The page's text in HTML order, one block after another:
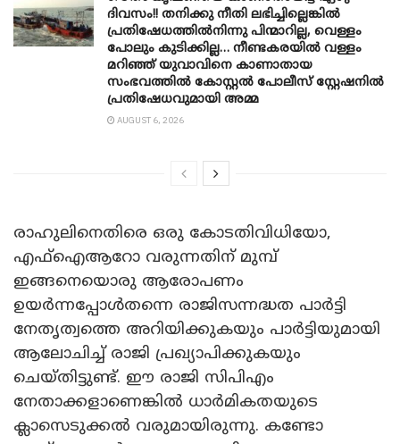
ദിവസം!! തനിക്കു നീതി ലഭിച്ചില്ലെങ്കിൽ
പ്രതിഷേധത്തിൽനിന്നു പിന്മാറില്ല, വെള്ളം
പോലും കുടിക്കില്ല… നീണ്ടകരയിൽ വള്ളം
മറിഞ്ഞ് യുവാവിനെ കാണാതായ
സംഭവത്തിൽ കോസ്റ്റൽ പോലീസ് സ്റ്റേഷനിൽ
പ്രതിഷേധവുമായി അമ്മ
AUGUST 6, 2026
രാഹുലിനെതിരെ ഒരു കോടതിവിധിയോ,
എഫ്‌ഐആറോ വരുന്നതിന് മുമ്പ്
ഇങ്ങനെയൊരു ആരോപണം
ഉയർന്നപ്പോൾതന്നെ രാജിസന്നദ്ധത പാർട്ടി
നേതൃത്വത്തെ അറിയിക്കുകയും പാർട്ടിയുമായി
ആലോചിച്ച് രാജി പ്രഖ്യാപിക്കുകയും
ചെയ്തിട്ടുണ്ട്. ഈ രാജി സിപിഎം
നേതാക്കളാണെങ്കിൽ ധാർമികതയുടെ
ക്ലാസെടുക്കൽ വരുമായിരുന്നു. കണ്ടോ